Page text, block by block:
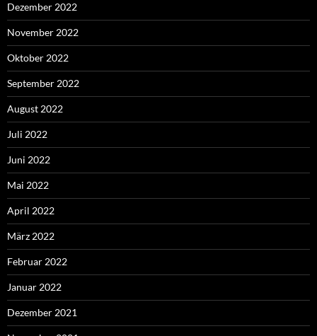
Dezember 2022
November 2022
Oktober 2022
September 2022
August 2022
Juli 2022
Juni 2022
Mai 2022
April 2022
März 2022
Februar 2022
Januar 2022
Dezember 2021